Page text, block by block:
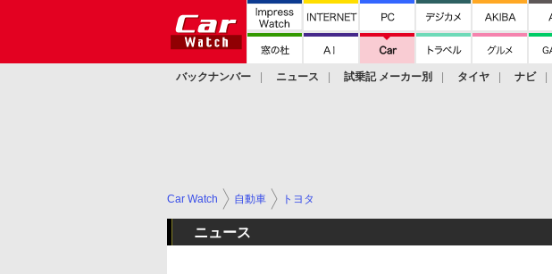
バックナンバー ニュース 試乗記 メーカー別 タイヤ ナビ
Car Watch 自動車 トヨタ
ニュース